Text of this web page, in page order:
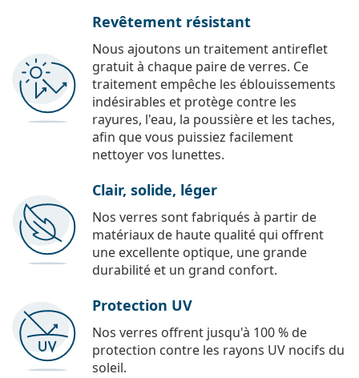
Revêtement résistant
Nous ajoutons un traitement antireflet
gratuit à chaque paire de verres. Ce
traitement empêche les éblouissements
indésirables et protège contre les
rayures, l'eau, la poussière et les taches,
afin que vous puissiez facilement
nettoyer vos lunettes.
Clair, solide, léger
Nos verres sont fabriqués à partir de
matériaux de haute qualité qui offrent
une excellente optique, une grande
durabilité et un grand confort.
Protection UV
Nos verres offrent jusqu'à 100 % de
protection contre les rayons UV nocifs du
soleil.